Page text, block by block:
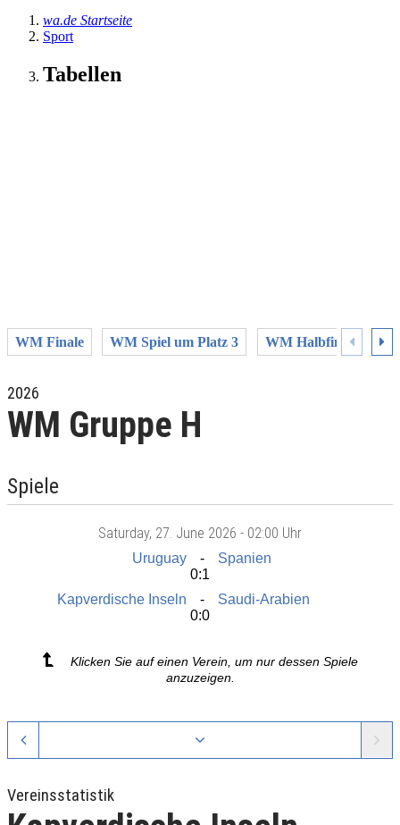
wa.de Startseite
Sport
Tabellen
WM Finale WM Spiel um Platz 3 WM Halbfinale
2026
WM Gruppe H
Spiele
Saturday, 27. June 2026 - 02:00 Uhr
Uruguay
Spanien
0:1
Kapverdische Inseln
Saudi-Arabien
0:0
Klicken Sie auf einen Verein, um nur dessen Spiele
anzuzeigen.
Vereinsstatistik